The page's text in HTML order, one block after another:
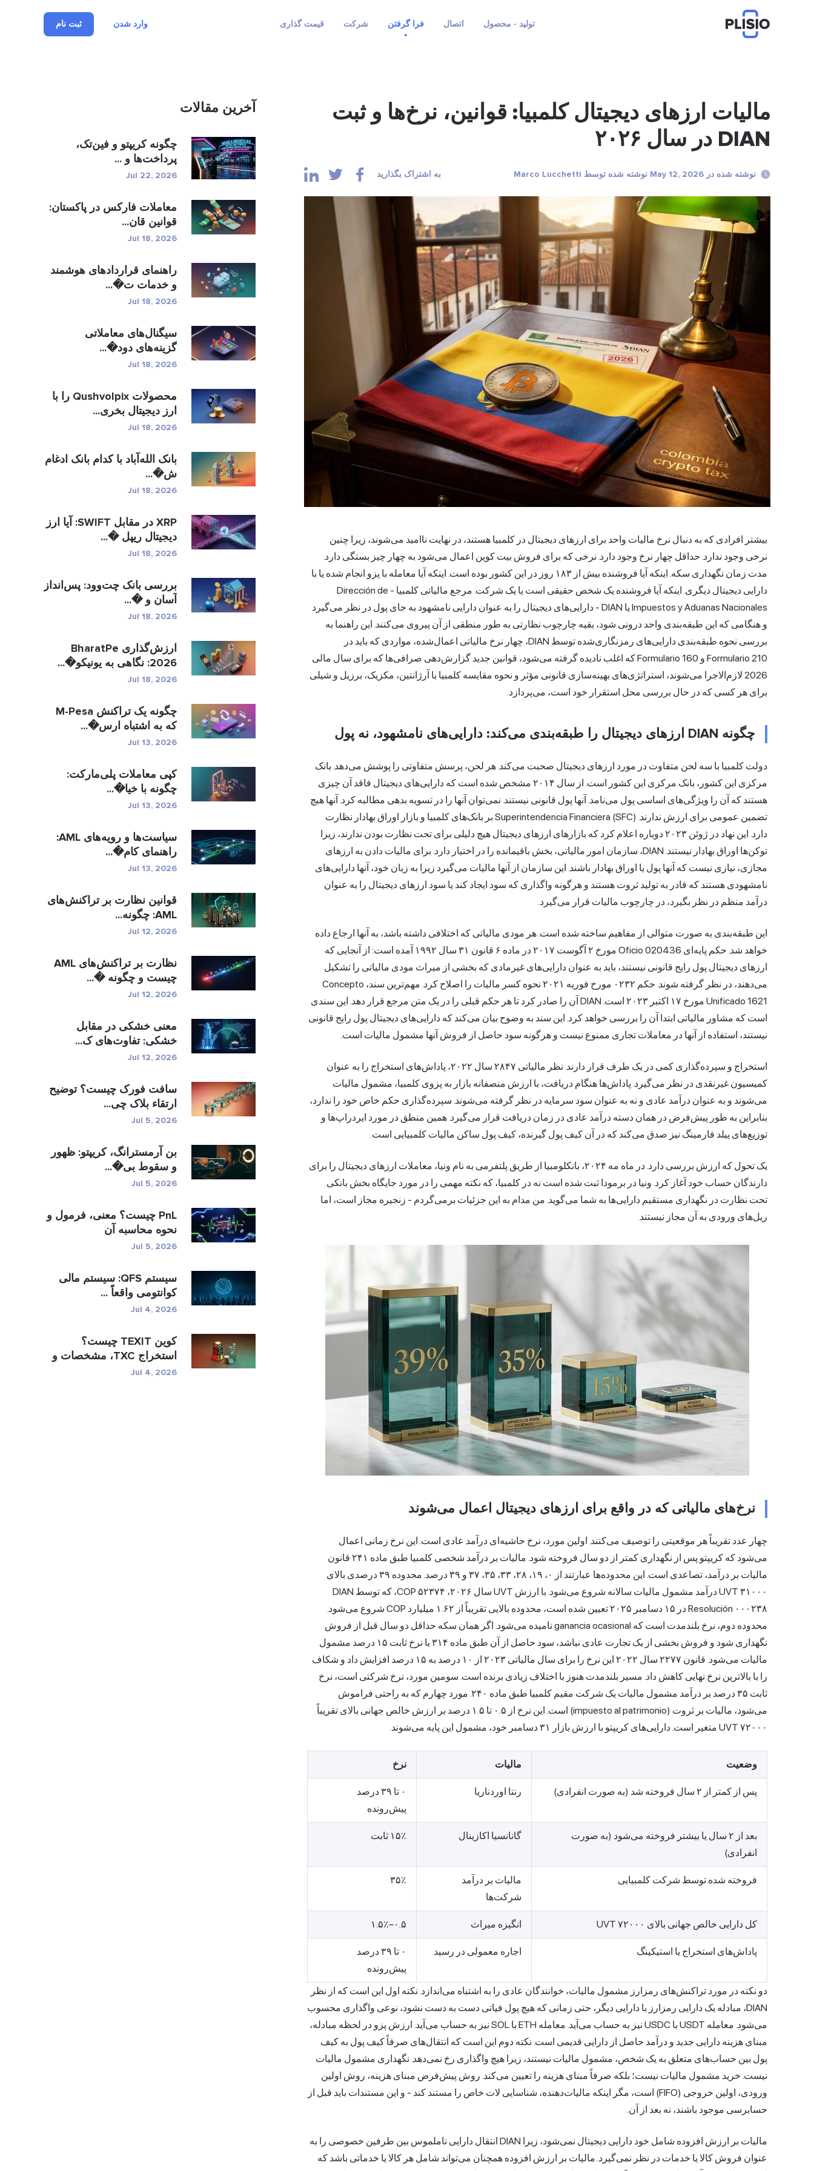
تولید - محصول اتصال فرا گرفتن شرکت قیمت گذاری وارد شدن ثبت نام
مالیات ارزهای دیجیتال کلمبیا: قوانین، نرخ‌ها و ثبت
DIAN در سال ۲۰۲۶
نوشته شده در May 12, 2026 نوشته شده توسط Marco Lucchetti به اشتراک بگذارید
بیشتر افرادی که به دنبال نرخ مالیات واحد برای ارزهای دیجیتال در کلمبیا هستند، در نهایت ناامید می‌شوند، زیرا چنین
نرخی وجود ندارد. حداقل چهار نرخ وجود دارد. نرخی که برای فروش بیت کوین اعمال می‌شود به چهار چیز بستگی دارد.
مدت زمان نگهداری سکه. اینکه آیا فروشنده بیش از ۱۸۳ روز در این کشور بوده است. اینکه آیا معامله با پزو انجام شده یا با
دارایی دیجیتال دیگری. اینکه آیا فروشنده یک شخص حقیقی است یا یک شرکت. مرجع مالیاتی کلمبیا - Dirección de
Impuestos y Aduanas Nacionales یا DIAN - دارایی‌های دیجیتال را به عنوان دارایی نامشهود به جای پول در نظر می‌گیرد
و هنگامی که این طبقه‌بندی واحد درونی شود، بقیه چارچوب نظارتی به طور منطقی از آن پیروی می‌کنند. این راهنما به
بررسی نحوه طبقه‌بندی دارایی‌های رمزنگاری‌شده توسط DIAN، چهار نرخ مالیاتی اعمال‌شده، مواردی که باید در
Formulario 210 و Formulario 160 که اغلب نادیده گرفته می‌شود، قوانین جدید گزارش‌دهی صرافی‌ها که برای سال مالی
2026 لازم‌الاجرا می‌شوند، استراتژی‌های بهینه‌سازی قانونی مؤثر و نحوه مقایسه کلمبیا با آرژانتین، مکزیک، برزیل و شیلی
برای هر کسی که در حال بررسی محل استقرار خود است، می‌پردازد.
چگونه DIAN ارزهای دیجیتال را طبقه‌بندی می‌کند: دارایی‌های نامشهود، نه پول
دولت کلمبیا با سه لحن متفاوت در مورد ارزهای دیجیتال صحبت می‌کند. هر لحن، پرسش متفاوتی را پوشش می‌دهد. بانک
مرکزی این کشور، بانک مرکزی این کشور است. از سال ۲۰۱۴ مشخص شده است که دارایی‌های دیجیتال فاقد آن چیزی
هستند که آن را ویژگی‌های اساسی پول می‌نامد. آنها پول قانونی نیستند. نمی‌توان آنها را در تسویه بدهی مطالبه کرد. آنها هیچ
تضمین عمومی برای ارزش ندارند. Superintendencia Financiera (SFC) بر بانک‌های کلمبیا و بازار اوراق بهادار نظارت
دارد. این نهاد در ژوئن ۲۰۲۳ دوباره اعلام کرد که بازارهای ارزهای دیجیتال هیچ دلیلی برای تحت نظارت بودن ندارند، زیرا
توکن‌ها اوراق بهادار نیستند. DIAN، سازمان امور مالیاتی، بخش باقیمانده را در اختیار دارد. برای مالیات دادن به ارزهای
مجازی، نیازی نیست که آنها پول یا اوراق بهادار باشند. این سازمان از آنها مالیات می‌گیرد زیرا به زبان خود، آنها دارایی‌های
نامشهودی هستند که قادر به تولید ثروت هستند و هرگونه واگذاری که سود ایجاد کند یا سود ارزهای دیجیتال را به عنوان
درآمد منظم در نظر بگیرد، در چارچوب مالیات قرار می‌گیرد.
این طبقه‌بندی به صورت متوالی از مفاهیم ساخته شده است. هر مودی مالیاتی که اختلافی داشته باشد، به آنها ارجاع داده
خواهد شد. حکم پایه‌ای Oficio 020436 مورخ ۲ آگوست ۲۰۱۷ در ماده ۶ قانون ۳۱ سال ۱۹۹۲ آمده است: از آنجایی که
ارزهای دیجیتال پول رایج قانونی نیستند، باید به عنوان دارایی‌های غیرمادی که بخشی از میراث مودی مالیاتی را تشکیل
می‌دهند، در نظر گرفته شوند. حکم ۰۲۳۲ مورخ فوریه ۲۰۲۱ نحوه کسر مالیات را اصلاح کرد. مهم‌ترین سند، Concepto
Unificado 1621 مورخ ۱۷ اکتبر ۲۰۲۳ است. DIAN آن را صادر کرد تا هر حکم قبلی را در یک متن مرجع قرار دهد. این سندی
است که مشاور مالیاتی ابتدا آن را بررسی خواهد کرد. این سند به وضوح بیان می‌کند که دارایی‌های دیجیتال پول رایج قانونی
نیستند، استفاده از آنها در معاملات تجاری ممنوع نیست و هرگونه سود حاصل از فروش آنها مشمول مالیات است.
استخراج و سپرده‌گذاری کمی در یک طرف قرار دارند. نظر مالیاتی ۲۸۴۷ سال ۲۰۲۲، پاداش‌های استخراج را به عنوان
کمیسیون غیرنقدی در نظر می‌گیرد. پاداش‌ها هنگام دریافت، با ارزش منصفانه بازار به پزوی کلمبیا، مشمول مالیات
می‌شوند و به عنوان درآمد عادی و نه به عنوان سود سرمایه در نظر گرفته می‌شوند. سپرده‌گذاری حکم خاص خود را ندارد،
بنابراین به طور پیش‌فرض در همان دسته درآمد عادی در زمان دریافت قرار می‌گیرد. همین منطق در مورد ایردراپ‌ها و
توزیع‌های ییلد فارمینگ نیز صدق می‌کند که در آن کیف پول گیرنده، کیف پول ساکن مالیات کلمبیایی است.
یک تحول که ارزش بررسی دارد. در ماه مه ۲۰۲۴، بانکلومبیا از طریق پلتفرمی به نام ونیا، معاملات ارزهای دیجیتال را برای
دارندگان حساب خود آغاز کرد. ونیا در برمودا ثبت شده است نه در کلمبیا، که نکته مهمی را در مورد جایگاه بخش بانکی
تحت نظارت در نگهداری مستقیم دارایی‌ها به شما می‌گوید. من مدام به این جزئیات برمی‌گردم - زنجیره مجاز است، اما
ریل‌های ورودی به آن مجاز نیستند.
نرخ‌های مالیاتی که در واقع برای ارزهای دیجیتال اعمال می‌شوند
چهار عدد تقریباً هر موقعیتی را توصیف می‌کنند. اولین مورد، نرخ حاشیه‌ای درآمد عادی است. این نرخ زمانی اعمال
می‌شود که کریپتو پس از نگهداری کمتر از دو سال فروخته شود. مالیات بر درآمد شخصی کلمبیا طبق ماده ۲۴۱ قانون
مالیات بر درآمد، تصاعدی است. این محدوده‌ها عبارتند از ۰، ۱۹، ۲۸، ۳۳، ۳۵، ۳۷ و ۳۹ درصد. محدوده ۳۹ درصدی بالای
۳۱۰۰۰ UVT درآمد مشمول مالیات سالانه شروع می‌شود. با ارزش UVT سال ۲۰۲۶، ۵۲۳۷۴ COP، که توسط DIAN
Resolución ۰۰۰۲۳۸ در ۱۵ دسامبر ۲۰۲۵ تعیین شده است، محدوده بالایی تقریباً از ۱.۶۲ میلیارد COP شروع می‌شود.
محدوده دوم، نرخ بلندمدت است که ganancia ocasional نامیده می‌شود. اگر همان سکه حداقل دو سال قبل از فروش
نگهداری شود و فروش بخشی از یک تجارت عادی نباشد، سود حاصل از آن طبق ماده ۳۱۴ با نرخ ثابت ۱۵ درصد مشمول
مالیات می‌شود. قانون ۲۲۷۷ سال ۲۰۲۲ این نرخ را برای سال مالیاتی ۲۰۲۳ از ۱۰ درصد به ۱۵ درصد افزایش داد و شکاف
را با بالاترین نرخ نهایی کاهش داد. مسیر بلندمدت هنوز با اختلاف زیادی برنده است. سومین مورد، نرخ شرکتی است، نرخ
ثابت ۳۵ درصد بر درآمد مشمول مالیات یک شرکت مقیم کلمبیا طبق ماده ۲۴۰. مورد چهارم که به راحتی فراموش
می‌شود، مالیات بر ثروت (impuesto al patrimonio) است. این نرخ از ۰.۵ تا ۱.۵ درصد بر ارزش خالص جهانی بالای تقریباً
۷۲۰۰۰ UVT متغیر است. دارایی‌های کریپتو با ارزش بازار ۳۱ دسامبر خود، مشمول این پایه می‌شوند.
وضعیت مالیات نرخ
پس از کمتر از ۲ سال فروخته شد (به صورت انفرادی) رنتا اوردناریا
۰ تا ۳۹ درصد
پیش‌رونده
بعد از ۲ سال یا بیشتر فروخته می‌شود (به صورت
انفرادی)
گانانسیا اکازینال ۱۵٪ ثابت
فروخته شده توسط شرکت کلمبیایی
مالیات بر درآمد
شرکت‌ها
۳۵٪
کل دارایی خالص جهانی بالای ۷۲۰۰۰ UVT انگیزه میراث ۰.۵–۱.۵٪
پاداش‌های استخراج یا استیکینگ اجاره معمولی در رسید
۰ تا ۳۹ درصد
پیش‌رونده
دو نکته در مورد تراکنش‌های رمزارز مشمول مالیات، خوانندگان عادی را به اشتباه می‌اندازد. نکته اول این است که از نظر
DIAN، مبادله یک دارایی رمزارز با دارایی دیگر، حتی زمانی که هیچ پول فیاتی دست به دست نشود، نوعی واگذاری محسوب
می‌شود. معامله USDT با USDC نیز به حساب می‌آید. معامله ETH با SOL نیز به حساب می‌آید. ارزش پزو در لحظه مبادله،
مبنای هزینه دارایی جدید و درآمد حاصل از دارایی قدیمی است. نکته دوم این است که انتقال‌های صرفاً کیف پول به کیف
پول بین حساب‌های متعلق به یک شخص، مشمول مالیات نیستند، زیرا هیچ واگذاری رخ نمی‌دهد. نگهداری مشمول مالیات
نیست. خرید مشمول مالیات نیست؛ بلکه صرفاً مبنای هزینه را تعیین می‌کند. روش پیش‌فرض مبنای هزینه، روش اولین
ورودی، اولین خروجی (FIFO) است، مگر اینکه مالیات‌دهنده، شناسایی لات خاص را مستند کند - و این مستندات باید قبل از
حسابرسی موجود باشند، نه بعد از آن.
مالیات بر ارزش افزوده شامل خود دارایی دیجیتال نمی‌شود، زیرا DIAN انتقال دارایی ناملموس بین طرفین خصوصی را به
عنوان فروش کالا یا خدمات در نظر نمی‌گیرد. مالیات بر ارزش افزوده همچنان می‌تواند شامل هر کالا یا خدماتی باشد که
آخرین مقالات
چگونه کریپتو و فین‌تک،
پرداخت‌ها و ...
Jul 22, 2026
معاملات فارکس در پاکستان:
قوانین قان...
Jul 18, 2026
راهنمای قراردادهای هوشمند
و خدمات ت�...
Jul 18, 2026
سیگنال‌های معاملاتی
گزینه‌های دود�...
Jul 18, 2026
محصولات Qushvolpix را با
ارز دیجیتال بخری...
Jul 18, 2026
بانک الله‌آباد با کدام بانک ادغام
ش�...
Jul 18, 2026
XRP در مقابل SWIFT: آیا ارز
دیجیتال ریپل �...
Jul 18, 2026
بررسی بانک چت‌وود: پس‌انداز
آسان و �...
Jul 18, 2026
ارزش‌گذاری BharatPe
2026: نگاهی به یونیکو�...
Jul 18, 2026
چگونه یک تراکنش M-Pesa
که به اشتباه ارس�...
Jul 13, 2026
کپی معاملات پلی‌مارکت:
چگونه با خیا�...
Jul 13, 2026
سیاست‌ها و رویه‌های AML:
راهنمای کام�...
Jul 13, 2026
قوانین نظارت بر تراکنش‌های
AML: چگونه...
Jul 12, 2026
نظارت بر تراکنش‌های AML
چیست و چگونه �...
Jul 12, 2026
معنی خشکی در مقابل
خشکی: تفاوت‌های ک...
Jul 12, 2026
سافت فورک چیست؟ توضیح
ارتقاء بلاک چی...
Jul 5, 2026
بن آرمسترانگ، کریپتو: ظهور
و سقوط بی�...
Jul 5, 2026
PnL چیست؟ معنی، فرمول و
نحوه محاسبه آن
Jul 5, 2026
سیستم QFS: سیستم مالی
کوانتومی واقعاً ...
Jul 4, 2026
کوین TEXIT چیست؟
استخراج TXC، مشخصات و
ر�...
Jul 4, 2026